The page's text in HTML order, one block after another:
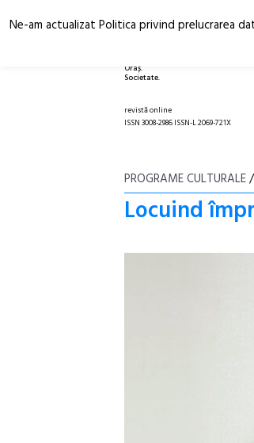
Oraș.
Societate.
revistă online
ISSN 3008-2986 ISSN-L 2069-721X
PROGRAME CULTURALE/
Locuind
Ne-am actualizat Politica privind prelucrarea